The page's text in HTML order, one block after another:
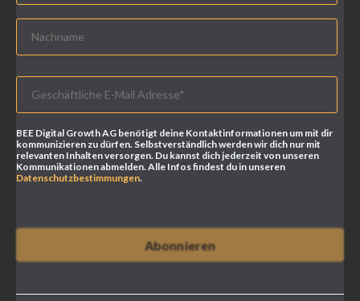
BEE Digital Growth AG benötigt deine Kontaktinformationen um mit dir
kommunizieren zu dürfen. Selbstverständlich werden wir dich nur mit
relevanten Inhalten versorgen. Du kannst dich jederzeit von unseren
Kommunikationen abmelden. Alle Infos findest du in unseren
Datenschutzbestimmungen.